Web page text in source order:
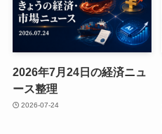
2026年7月24日の経済ニュ
ース整理
2026-07-24